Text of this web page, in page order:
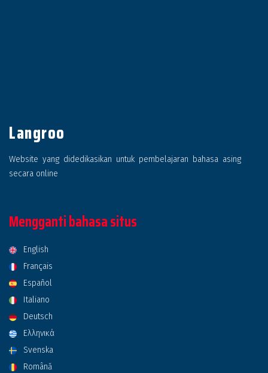
Langroo
Website yang didedikasikan untuk pembelajaran bahasa asing
secara online
Mengganti bahasa situs
English
Français
Español
Italiano
Deutsch
Ελληνικά
Svenska
Română